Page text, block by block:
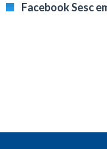
Facebook Sesc